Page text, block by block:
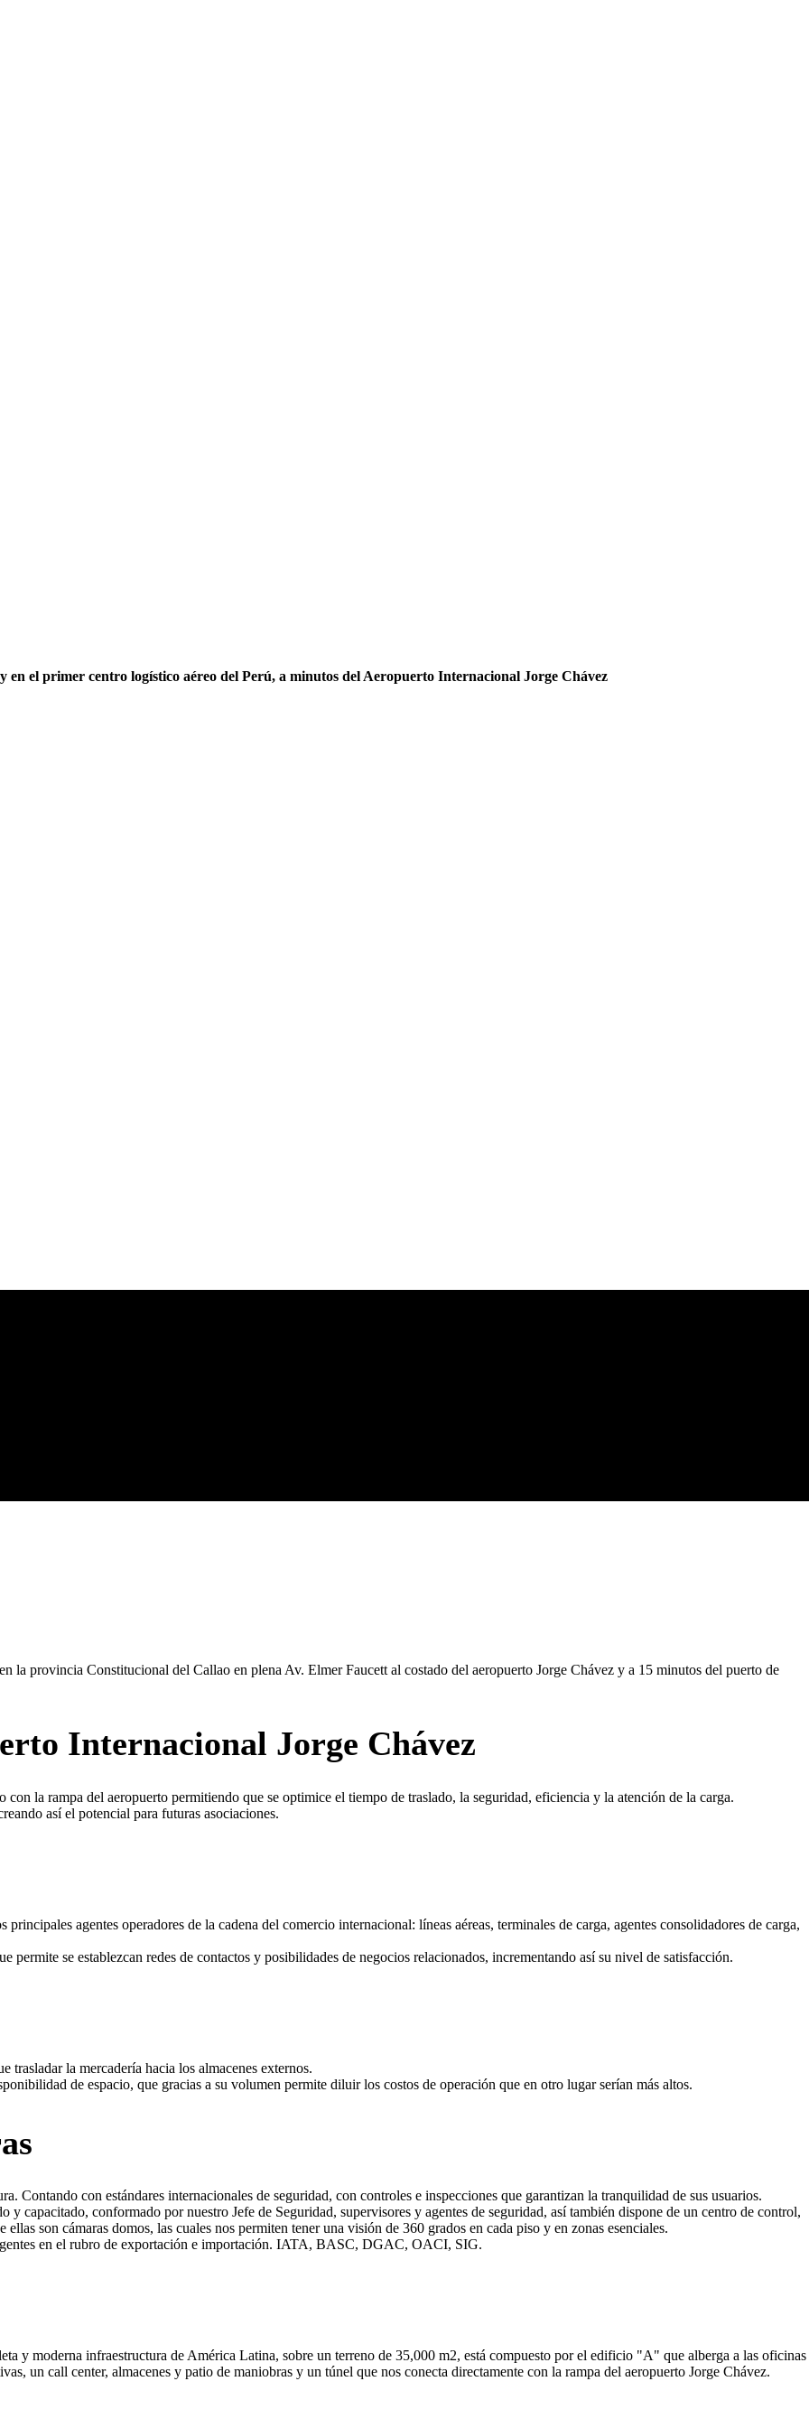
el primer centro logístico aéreo del Perú, a minutos del Aeropuerto Internacional Jorge Chávez
la provincia Constitucional del Callao en plena Av. Elmer Faucett al costado del aeropuerto Jorge Chávez y a 15 minutos del puerto de
Internacional Jorge Chávez
la rampa del aeropuerto permitiendo que se optimice el tiempo de traslado, la seguridad, eficiencia y la atención de la carga.
así el potencial para futuras asociaciones.
agentes operadores de la cadena del comercio internacional: líneas aéreas, terminales de carga, agentes consolidadores de carga,
permite se establezcan redes de contactos y posibilidades de negocios relacionados, incrementando así su nivel de satisfacción.
trasladar la mercadería hacia los almacenes externos.
de espacio, que gracias a su volumen permite diluir los costos de operación que en otro lugar serían más altos.
Contando con estándares internacionales de seguridad, con controles e inspecciones que garantizan la tranquilidad de sus usuarios.
capacitado, conformado por nuestro Jefe de Seguridad, supervisores y agentes de seguridad, así también dispone de un centro de control,
son cámaras domos, las cuales nos permiten tener una visión de 360 grados en cada piso y en zonas esenciales.
en el rubro de exportación e importación. IATA, BASC, DGAC, OACI, SIG.
y moderna infraestructura de América Latina, sobre un terreno de 35,000 m2, está compuesto por el edificio "A" que alberga a las oficinas
un call center, almacenes y patio de maniobras y un túnel que nos conecta directamente con la rampa del aeropuerto Jorge Chávez.